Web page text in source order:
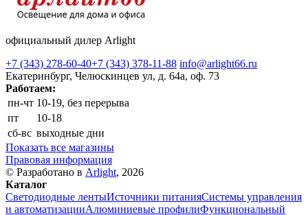
официальный дилер Arlight
+7 (343) 278-60-40+7 (343) 378-11-88 info@arlight66.ru
Екатеринбург, Челюскинцев ул, д. 64а, оф. 73
Работаем:
пн-чт 10-19, без перерыва
пт
10-18
сб-вс выходные дни
Показать все магазины
Правовая информация
© Разработано в Arlight, 2026
Каталог
Светодиодные лентыИсточники питанияСистемы управления
и автоматизацииАлюминиевые профилиФункциональный